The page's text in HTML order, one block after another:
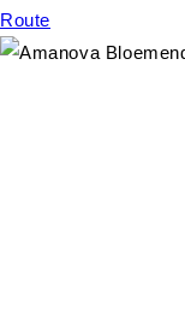
Route